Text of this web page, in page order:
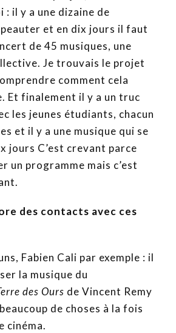
: il y a une dizaine de
et en dix jours il faut
de 45 musiques, une
Je trouvais le projet
comment cela
Et finalement il y a un truc
les jeunes étudiants, chacun
et il y a une musique qui se
jours C’est crevant parce
un programme mais c’est
des contacts avec ces
Fabien Cali par exemple : il
la musique du
des Ours de Vincent Remy
de choses à la fois
cinéma.